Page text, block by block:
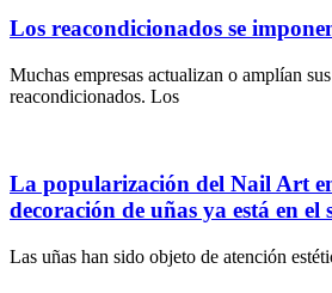
Los reacondicionados se
Muchas empresas actualizan o amplían
reacondicionados. Los
La popularización del Nail Art
decoración de uñas ya está en el
Las uñas han sido objeto de atención